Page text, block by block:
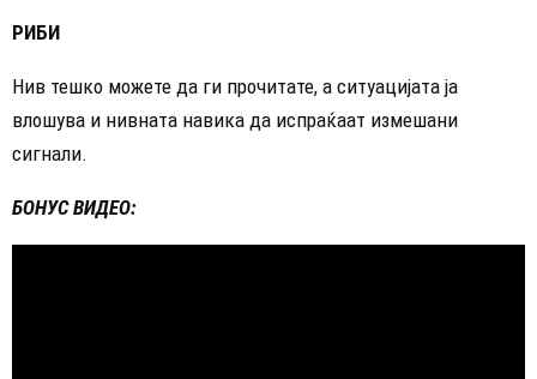
РИБИ
Нив тешко можете да ги прочитате, а ситуацијата ја
влошува и нивната навика да испраќаат измешани
сигнали.
БОНУС ВИДЕО: